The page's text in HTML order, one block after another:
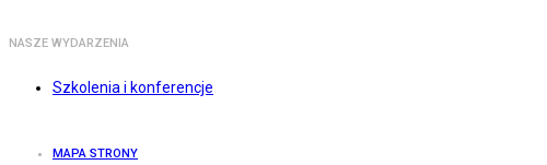
NASZE WYDARZENIA
Szkolenia i konferencje
MAPA STRONY